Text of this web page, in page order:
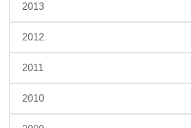
2013
2012
2011
2010